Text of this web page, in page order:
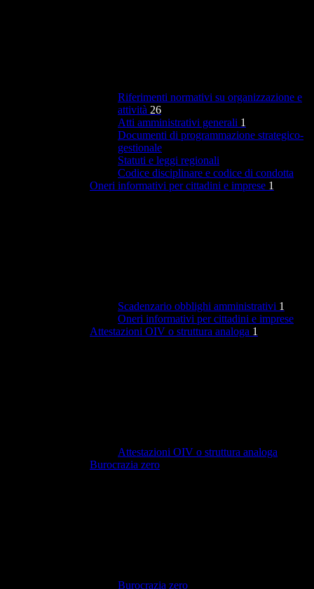
Riferimenti normativi su organizzazione e
attività 26
Atti amministrativi generali 1
Documenti di programmazione strategico-
gestionale
Statuti e leggi regionali
Codice disciplinare e codice di condotta
Oneri informativi per cittadini e imprese 1
Scadenzario obblighi amministrativi 1
Oneri informativi per cittadini e imprese
Attestazioni OIV o struttura analoga 1
Attestazioni OIV o struttura analoga
Burocrazia zero
Burocrazia zero